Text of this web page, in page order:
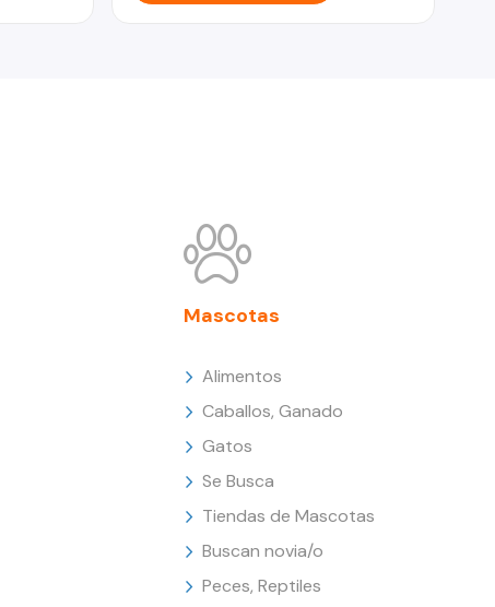
Mascotas
Alimentos
Caballos, Ganado
Gatos
Se Busca
Tiendas de Mascotas
Buscan novia/o
Peces, Reptiles